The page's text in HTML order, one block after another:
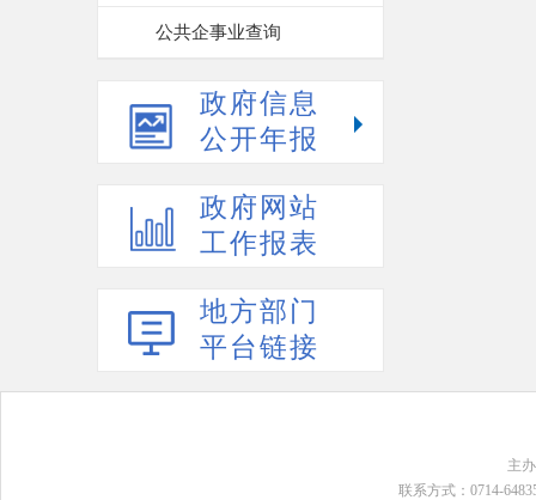
公共企事业查询
政府信息
公开年报
政府网站
工作报表
地方部门
平台链接
主
联系方式：0714-